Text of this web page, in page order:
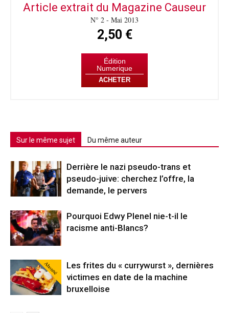
Article extrait du Magazine Causeur
N° 2 - Mai 2013
2,50 €
Édition
Numerique
ACHETER
Sur le même sujet Du même auteur
Derrière le nazi pseudo-trans et
pseudo-juive: cherchez l’offre, la
demande, le pervers
Pourquoi Edwy Plenel nie-t-il le
racisme anti-Blancs?
Abonné
Les frites du « currywurst », dernières
victimes en date de la machine
bruxelloise